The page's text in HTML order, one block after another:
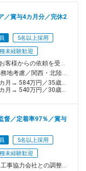
とう」をいただける
躍！
を学んでから、先輩
乗します。
行わないため、徐々
。
／賞与4カ月分／完休2
5名以上採用
未経験歓迎
＜残業月15h程度＞お客様からの依頼を受け、家電製品の訪問修理・メンテナンスを担当
【お住まい・希望勤務地考慮／関西・北陸圏／あなたの地元で働けます！】大阪府・兵庫県・京都府・滋賀県・奈良県・和歌山県・富山県の下記拠点より希望勤務地を考慮し、決定します。※担当エリアは配属先により異なります※原則、通勤は公共交通機関の利用となります※受動喫煙対策あり加古川SC ：加古川市野口町尼崎SC ：尼崎市次屋北大阪SC ：高槻市竹の内町京都SC ：京都市伏見区八尾SC ：八尾市南太子堂南大阪SC ：岸和田市上松町奈良SC ：天理市二階堂上ノ庄町富山SC :中新川郡立山町
月給38万円＋賞与4カ月→ 584万円／35歳／配偶者＋子2人
万円／30歳／配偶者＋子2人
督／定着率97％／賞与
5名以上採用
未経験歓迎
＜営業活動なし！＞工事協力会社との調整・アフターフォローなどリフォーム工事における現場監督業務